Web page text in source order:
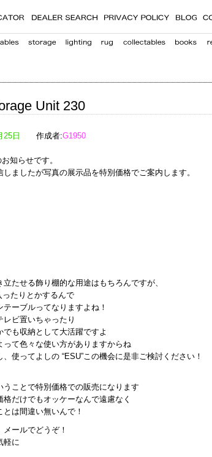
Unit 230
25日 作成者:G1950
知らせです。
しましたが写真の展示品を特別価格でご案内します。
立たせる飾り棚的な用途はもちろんですが、
ったりとかするんで
テーブルってなりますよね！
レビ置いちゃったり
でも収納として大活躍ですよ
って色々な使い方がありますからね
、使ってよしの “ESU”この機会に是非ご検討ください！
うことで特別価格での販売になります
格だけでもオッケーなんで遠慮なく
は間違い無いんで！
ールでどうぞ！
軽に